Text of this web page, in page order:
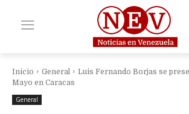
Inicio General
Luis Fernando Borjas se
Mayo en Caracas
General